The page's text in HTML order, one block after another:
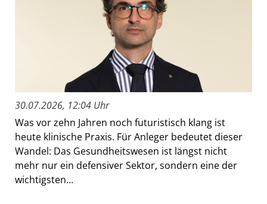
30.07.2026, 12:04 Uhr
Was vor zehn Jahren noch futuristisch klang ist
heute klinische Praxis. Für Anleger bedeutet dieser
Wandel: Das Gesundheitswesen ist längst nicht
mehr nur ein defensiver Sektor, sondern eine der
wichtigsten...